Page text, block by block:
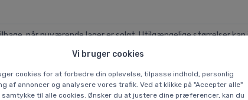
Vi bruger cookies
cookies for at forbedre din oplevelse, tilpasse indhold, personlig
af annoncer og analysere vores trafik. Ved at klikke på "Accepter alle"
samtykke til alle cookies. Ønsker du at justere dine præferencer, kan du
når nuværende lager er solgt. Utilgængelige størrelser kan